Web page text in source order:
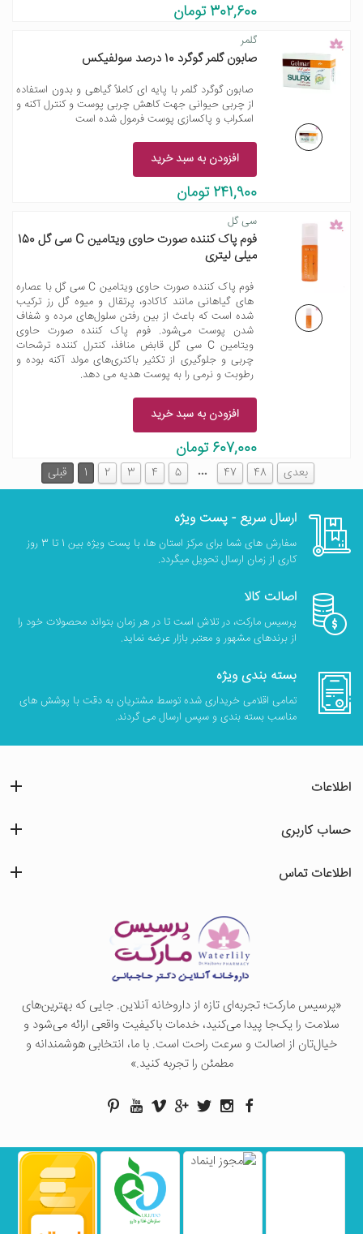
302,600 تومان
گلمر
صابون گلمر گوگرد 10 درصد سولفیکس
صابون گوگرد گلمر با پایه ای کاملاً گیاهی و بدون استفاده
از چربی حیوانی جهت کاهش چربی پوست و کنترل آکنه و
اسکراب و پاکسازی پوست فرمول شده است
افزودن به سبد خرید
241,900 تومان
سی گل
فوم پاک کننده صورت حاوی ویتامین C سی گل 150
میلی لیتری
فوم پاک کننده صورت حاوی ویتامین C سی گل با عصاره
های گیاهانی مانند کاکادو، پرتقال و میوه گل رز ترکیب
شده است که باعث از بین رفتن سلول‌های مرده و شفاف
شدن پوست می‌شود. فوم پاک کننده صورت حاوی
ویتامین C سی گل قابض منافذ، کنترل کننده ترشحات
چربی و جلوگیری از تکثیر باکتری‌های مولد آکنه بوده و
رطوبت و نرمی را به پوست هدیه می دهد.
افزودن به سبد خرید
607,000 تومان
قبلی 1 2 3 4 5 … 47 48 بعدی
ارسال سریع - پست ویژه
سفارش های شما برای مرکز استان ها، با پست ویژه بین 1 تا 3 روز
کاری از زمان ارسال تحویل میگردد.
اصالت کالا
پرسیس مارکت، در تلاش است تا در هر زمان بتواند محصولات خود را
از برندهای مشهور و معتبر بازار عرضه نماید.
بسته بندی ویژه
تمامی اقلامی خریداری شده توسط مشتریان به دقت با پوشش های
مناسب بسته بندی و سپس ارسال می گردند.
«پرسيس ماركت؛ تجربه‌ای تازه از داروخانه آنلاین. جایی که بهترین‌های
سلامت را یک‌جا پیدا می‌کنید، خدمات باکیفیت واقعی ارائه می‌شود و
خیال‌تان از اصالت و سرعت راحت است. با ما، انتخابی هوشمندانه و
مطمئن را تجربه کنید.»
اطلاعات
حساب کاربری
اطلاعات تماس